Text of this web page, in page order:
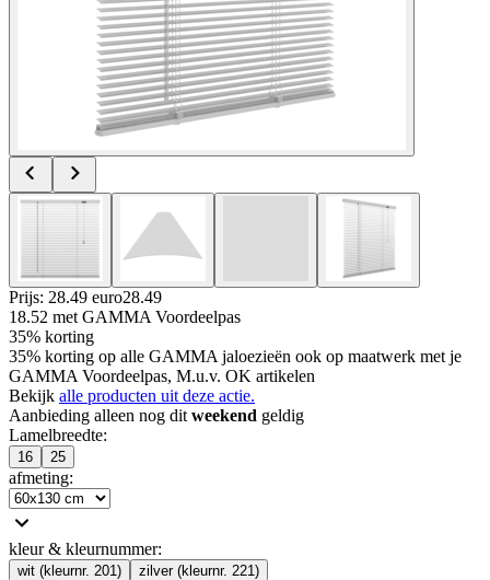
Prijs: 28.49 euro28.49
18.52 met GAMMA Voordeelpas
35% korting
35% korting op alle GAMMA jaloezieën ook op maatwerk met je
GAMMA Voordeelpas, M.u.v. OK artikelen
Bekijk alle producten uit deze actie.
Aanbieding alleen nog dit weekend geldig
Lamelbreedte:
16 25
afmeting:
kleur & kleurnummer:
wit (kleurnr. 201) zilver (kleurnr. 221)